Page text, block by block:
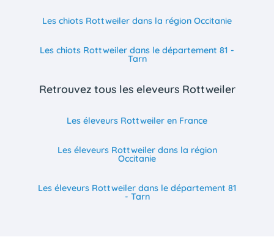
Les chiots Rottweiler dans la région Occitanie
Les chiots Rottweiler dans le département 81 -
Tarn
Retrouvez tous les eleveurs Rottweiler
Les éleveurs Rottweiler en France
Les éleveurs Rottweiler dans la région
Occitanie
Les éleveurs Rottweiler dans le département 81
- Tarn